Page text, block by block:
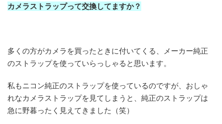
カメラストラップって交換してますか？
多くの方がカメラを買ったときに付いてくる、メーカー純正
のストラップを使っていらっしゃると思います。
私もニコン純正のストラップを使っているのですが、おしゃ
れなカメラストラップを見てしまうと、純正のストラップは
急に野暮ったく見えてきました（笑）